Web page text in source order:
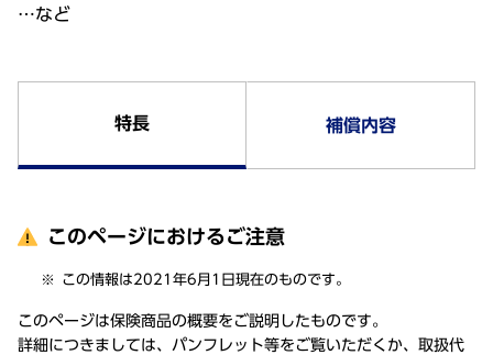
…など
特長 補償内容
このページにおけるご注意
この情報は2021年6月1日現在のものです。
このページは保険商品の概要をご説明したものです。
詳細につきましては、パンフレット等をご覧いただくか、取扱代